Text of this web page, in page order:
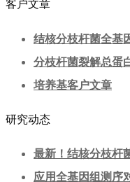
客户文章
结核分枝杆菌全基
分枝杆菌裂解总蛋
培养基客户文章
研究动态
最新！结核分枝杆
应用全基因组测序